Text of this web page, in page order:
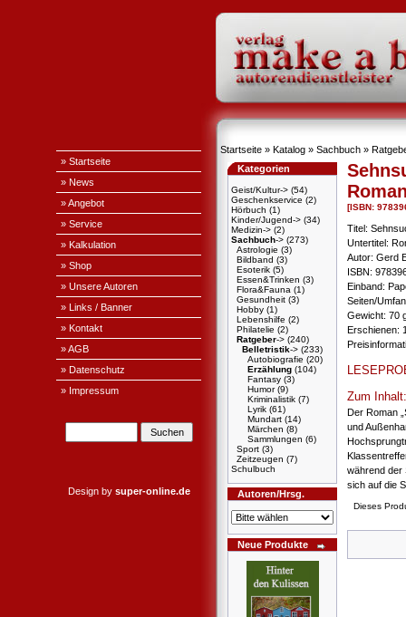
» Startseite
» News
» Angebot
» Service
» Kalkulation
» Shop
» Unsere Autoren
» Links / Banner
» Kontakt
» AGB
» Datenschutz
» Impressum
Design by super-online.de
Startseite » Katalog » Sachbuch »
Kategorien
Geist/Kultur-> (54)
Geschenkservice (2)
Hörbuch (1)
Kinder/Jugend-> (34)
Medizin-> (2)
Sachbuch-> (273)
Astrologie (3)
Bildband (3)
Esoterik (5)
Essen&Trinken (3)
Flora&Fauna (1)
Gesundheit (3)
Hobby (1)
Lebenshilfe (2)
Philatelie (2)
Ratgeber-> (240)
Belletristik-> (233)
Autobiografie (20)
Erzählung (104)
Fantasy (3)
Humor(9)
Kriminalistik (7)
Lyrik (61)
Mundart (14)
Märchen (8)
Sammlungen (6)
Sport (3)
Zeitzeugen (7)
Schulbuch
Autoren/Hrsg.
Neue Produkte
[ISBN:
Titel:
Untertitel:
Autor: Gerd
ISBN:
Einband:
Seiten/
Gewicht: 70
Erschienen:
Zum Inhalt:
Der Roman
und
während der
sich auf die
Dieses